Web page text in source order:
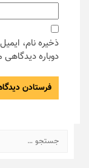
ذخیره نام،
دوباره
جستجو
برای: